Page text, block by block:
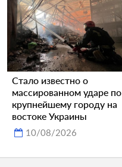
Стало известно о
массированном ударе по
крупнейшему городу на
востоке Украины
10/08/2026